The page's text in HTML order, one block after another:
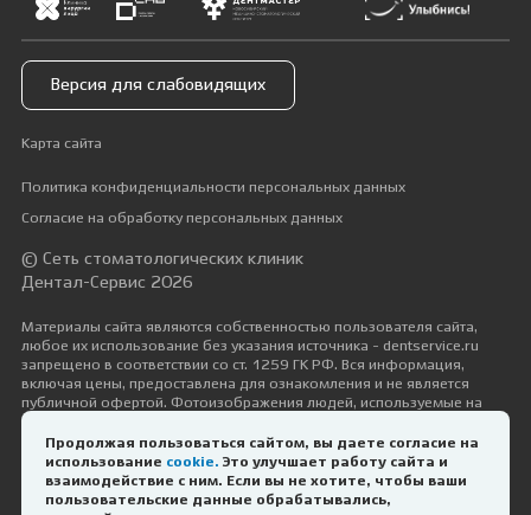
Продолжая пользоваться сайтом, вы даете согласие на
использование cookie. Это улучшает работу сайта и
взаимодействие с ним. Если вы не хотите, чтобы ваши
пользовательские данные обрабатывались,
Версия для слабовидящих
Карта сайта
Политика конфиденциальности персональных данных
Согласие на обработку персональных данных
© Сеть стоматологических клиник
Дентал-Сервис 2026
Материалы сайта являются собственностью пользователя сайта,
любое их использование без указания источника - dentservice.ru
запрещено в соответствии со ст. 1259 ГК РФ. Вся информация,
включая цены, предоставлена для ознакомления и не является
публичной офертой. Фотоизображения людей, используемые на
сайте, размещены исключительно с их согласия в рамках трудовых и
гражданско-правовых отношений с ними.
Дизайн и разработка — Космос-Веб